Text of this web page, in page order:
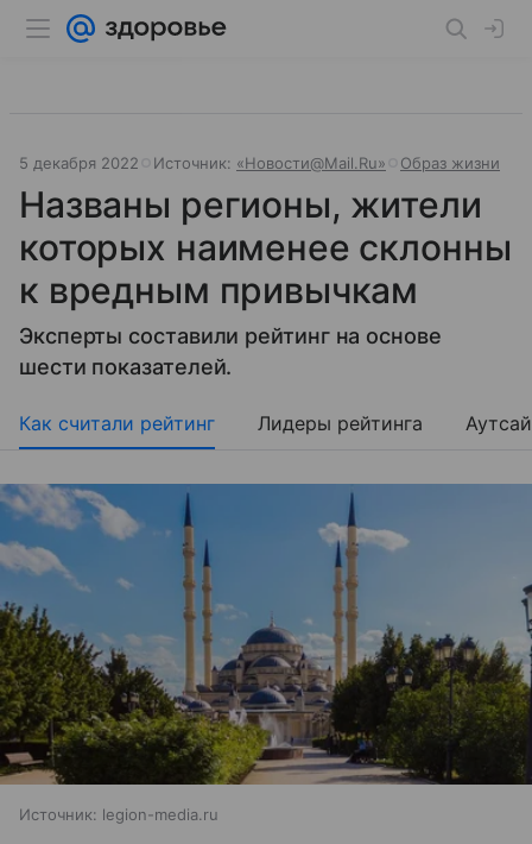
5 декабря 2022 Источник: «Новости@Mail.Ru» Образ жизни
Названы регионы, жители
которых наименее склонны
к вредным привычкам
Эксперты составили рейтинг на основе
шести показателей.
Как считали рейтинг Лидеры рейтинга
Источник: legion-media.ru